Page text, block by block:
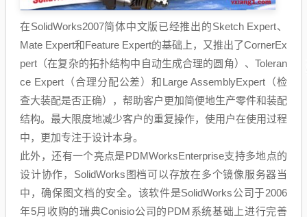
在SolidWorks2007简体中文版已经推出的Sketch Expert、
Mate Expert和Feature Expert的基础上，又推出了CornerEx
pert（在复杂的拓扑结构中自动生成合理的圆角）、Toleran
ce Expert（合理分配公差）和Large AssemblyExpert（检
查大装配是否正确），帮助客户更加简便地生产零件和装配
结构。最大限度地减少客户的重复操作，使用户在使用过程
中，更加专注于设计本身。
此外，还有一个亮点是PDMWorksEnterprise支持多地点的
设计协作，SolidWorks图档可以存放在多个镜像服务器当
中，确保图文档的安全。该软件是SolidWorks公司于2006
年5月收购的瑞典Conisio公司的PDM系统基础上进行完善